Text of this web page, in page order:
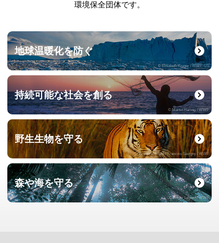
環境保全団体です。
地球温暖化を防ぐ
© Elisabeth Kruger / WWF-US
持続可能な社会を創る
© Martin Harvey / WWF
野生生物を守る
© naturepl.com / Francois Savigny / WWF
森や海を守る
© Roger Leguen / WWF